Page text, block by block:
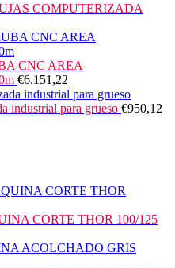
COMPUTERIZADA
CNC AREA
€6.151,22
industrial para grueso €950,12
CORTE THOR 100/125